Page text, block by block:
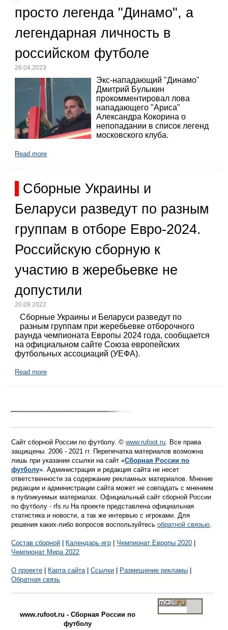
просто легенда "Динамо", а
легендарная личность в
российском футболе
26.04.2023
Экс-нападающий "Динамо"
Дмитрий Булыкин
прокомментировал лова
нападающего "Ариса"
Александра Кокорина о
непопадании в список легенд
московского клуба.
Read more
Сборные Украины и
Беларуси разведут по разным
группам в отборе Евро-2024.
Российскую сборную к
участию в жеребьевке не
допустили
20.09.2022
Сборные Украины и Беларуси разведут по
разным группам при жеребьевке отборочного
раунда чемпионата Европы 2024 года, сообщается
на официальном сайте Союза европейских
футбольных ассоциаций (УЕФА).
Read more
Сайт сборной России по футболу. ©www.rufoot.ru. Все права
защищены. 2006 - 2021 гг. Перепечатка материалов возможна
лишь при указании ссылки на сайт «Сборная России по
футболу». Администрация и редакция сайта не несет
ответственности за содержание рекламных материалов. Мнение
редакции и администрации сайта может не совпадать с мнением
в публикуемых материалах. Официальный сайт сборной России
по футболу - rfs.ru На проекте представлена официальная
статистика и новости, а так же интервью с игроками. Для
решения каких-либо вопросов воспользуйтесьобратной связью.
Состав сборной Календарь игр Чемпионат Европы 2020
Чемпионат Мира 2022
О проекте Карта сайта|Ссылки Размещение рекламы
Обратная связь
www.rufoot.ru - Сборная России по
футболу